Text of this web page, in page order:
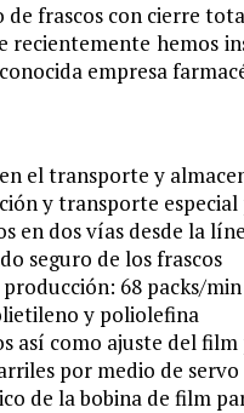
frascos con cierre
recientemente hemos
empresa
el transporte y
y transporte
en dos vías desde la
seguro de los frascos
68 packs/
y poliolefina
así como ajuste del
por medio de
de la bobina de film